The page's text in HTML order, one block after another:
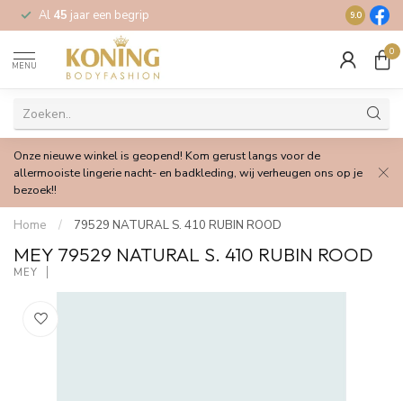
Al 45 jaar een begrip Gratis
9.0
MENU
0
Onze nieuwe winkel is geopend! Kom gerust langs voor de
allermooiste lingerie nacht- en badkleding, wij verheugen ons op je
bezoek!!
Home / 79529 NATURAL S. 410 RUBIN ROOD
MEY 79529 NATURAL S. 410 RUBIN ROOD
MEY